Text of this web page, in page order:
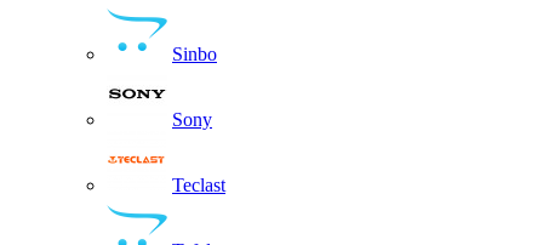
Sinbo
Sony
Teclast